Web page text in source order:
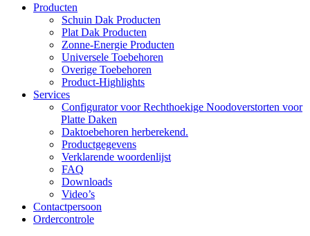
Producten
Schuin Dak Producten
Plat Dak Producten
Zonne-Energie Producten
Universele Toebehoren
Overige Toebehoren
Product-Highlights
Services
Configurator voor Rechthoekige Noodoverstorten voor
Platte Daken
Daktoebehoren herberekend.
Productgegevens
Verklarende woordenlijst
FAQ
Downloads
Video’s
Contactpersoon
Ordercontrole